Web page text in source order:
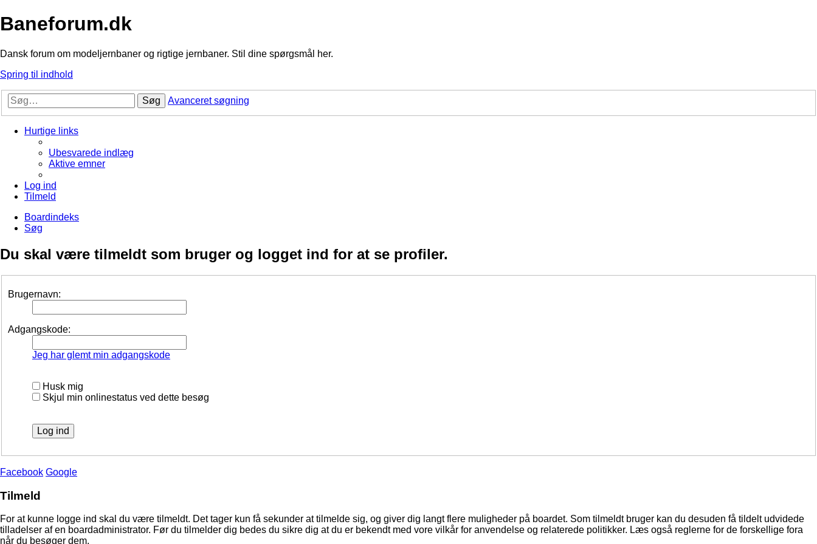
Baneforum.dk
Dansk forum om modeljernbaner og rigtige jernbaner. Stil dine spørgsmål her.
Spring til indhold
Søg Avanceret søgning
Hurtige links
Ubesvarede indlæg
Aktive emner
Log ind
Tilmeld
Boardindeks
Søg
Du skal være tilmeldt som bruger og logget ind for at se profiler.
Brugernavn:
Adgangskode:
Jeg har glemt min adgangskode
Husk mig
Skjul min onlinestatus ved dette besøg
Facebook Google
Tilmeld
For at kunne logge ind skal du være tilmeldt. Det tager kun få sekunder at tilmelde sig, og giver dig langt flere muligheder på boardet. Som tilmeldt bruger kan du desuden få tildelt udvidede
tilladelser af en boardadministrator. Før du tilmelder dig bedes du sikre dig at du er bekendt med vore vilkår for anvendelse og relaterede politikker. Læs også reglerne for de forskellige fora
når du besøger dem.